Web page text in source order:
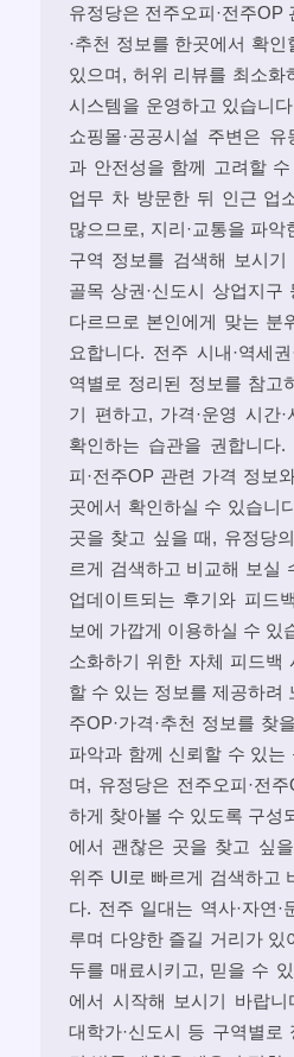
유정당은 전주오피·전주OP
·추천 정보를 한곳에서 확
있으며, 허위 리뷰를 최소화
시스템을 운영하고 있습니
쇼핑몰·공공시설 주변은
과 안전성을 함께 고려할 수
업무 차 방문한 뒤 인근 업
많으므로, 지리·교통을 파
구역 정보를 검색해 보시기
골목 상권·신도시 상업지구
다르므로 본인에게 맞는 분
요합니다. 전주 시내·역세
역별로 정리된 정보를 참고
기 편하고, 가격·운영 시간
확인하는 습관을 권합니다.
피·전주OP 관련 가격 정보
곳에서 확인하실 수 있습니
곳을 찾고 싶을 때, 유정당
르게 검색하고 비교해 보실
업데이트되는 후기와 피드
보에 가깝게 이용하실 수 있
소화하기 위한 자체 피드백
할 수 있는 정보를 제공하려
주OP·가격·추천 정보를 찾
파악과 함께 신뢰할 수 있는
며, 유정당은 전주오피·전
하게 찾아볼 수 있도록 구성
에서 괜찮은 곳을 찾고 싶
위주 UI로 빠르게 검색하고
다. 전주 일대는 역사·자연·
루며 다양한 즐길 거리가 있
두를 매료시키고, 믿을 수
에서 시작해 보시기 바랍니
대학가·신도시 등 구역별로